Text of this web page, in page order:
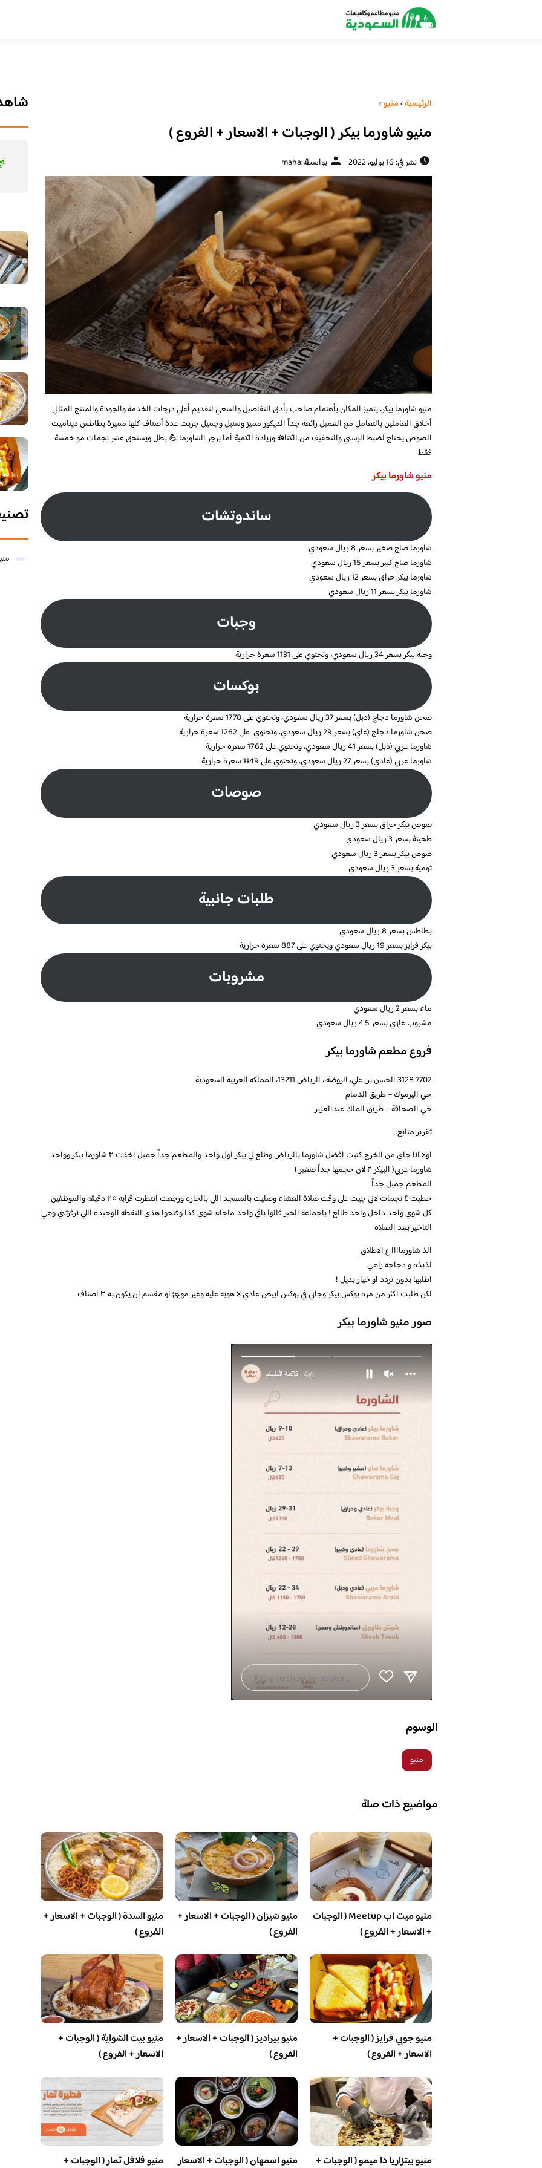
الرئيسية›منيو›
منيو شاورما بيكر ( الوجبات + الاسعار + الفروع )
نشر في: 16 يوليو، 2022 بواسطة:maha
منيو شاورما بيكر، يتميز المكان بأهتمام صاحب بأدق التفاصيل والسعي لتقديم أعلى درجات الخدمة والجودة والمنتج المثالي
أخلاق العاملين بالتعامل مع العميل رائعة جداً الديكور مميز وسنبل وجميل جربت عدة أصناف كلها مميزة بطاطس ديناميت
الصوص يحتاج لضبط الرسبي والتخفيف من الكثافة وزيادة الكمية أما برجر الشاورما 💪 بطل ويستحق عشر نجمات مو خمسة
فقط
منيو شاورما بيكر
ساندوتشات
شاورما صاج صغير بسعر 8 ريال سعودي
شاورما صاج كبير بسعر 15 ريال سعودي
شاورما بيكر حراق بسعر 12 ريال سعودي
شاورما بيكر بسعر 11 ريال سعودي
وجبات
وجبة بيكر بسعر 34 ريال سعودي، وتحتوي على 1131 سعرة حرارية
بوكسات
صحن شاورما دجاج (دبل) بسعر 37 ريال سعودي، وتحتوي على 1778 سعرة حرارية
صحن شاورما دجلج (عاي) بسعر 29 ريال سعودي، وتحتوي على 1262 سعرة حرارية
شاورما عربي (دبل) بسعر 41 ريال سعودي، وتحتوي على 1762 سعرة حرارية
شاورما عربي (عادي) بسعر 27 ريال سعودي، وتحتوي على 1149 سعرة حرارية
صوصات
صوص بيكر حراق بسعر 3 ريال سعودي
طحينة بسعر 3 ريال سعودي
صوص بيكر بسعر 3 ريال سعودي
ثومية بسعر 3 ريال سعودي
طلبات جانبية
بطاطس بسعر 8 ريال سعودي
بيكر فرايز بسعر 19 ريال سعودي ويختوي على 887 سعرة حرارية
مشروبات
ماء بسعر 2 ريال سعودي
مشروب غازي بسعر 4.5 ريال سعودي
فروع مطعم شاورما بيكر
7702 3128 الحسن بن علي، الروضة،، الرياض 13211، المملكة العربية السعودية
حي اليرموك – طريق الدمام
حي الصحافة – طريق الملك عبدالعزيز
تقرير متابع:
اولا انا جاي من الخرج كتبت افضل شاورما بالرياض وطلع لي بيكر اول واحد والمطعم جداً جميل اخذت ٢ شاورما بيكر وواحد
شاورما عربي( البيكر ٢ لان حجمها جداً صغير )
المطعم جميل جداً
حطيت ٤ نجمات لاني جيت على وقت صلاة العشاء وصليت بالمسجد اللي بالحاره ورجعت انتظرت قرابه ٢٥ دقيقه والموظفين
كل شوي واحد داخل واحد طالع ! ياجماعه الخير قالوا باقي واحد ماجاء شوي كذا وفتحوا هذي النقطه الوحيده اللي نرفزتني وهي
التاخير بعد الصلاه
الذ شاورماااا ع الاطلاق
لذيذه و دجاجه راهي
اطلبها بدون تردد او خيار بديل !
لكن طلبت اكثر من مره بوكس بيكر وجاني في بوكس ابيض عادي لا هويه عليه وغير مهيئ او مقسم ان يكون به ٣ اصناف
صور منيو شاورما بيكر
الوسوم
منيو
مواضيع ذات صلة
منيو ميت اب Meetup ( الوجبات
+ الاسعار + الفروع )
منيو شيزان ( الوجبات + الاسعار +
الفروع )
منيو السدة ( الوجبات + الاسعار +
الفروع )
منيو جوبي فرايز ( الوجبات +
الاسعار + الفروع )
منيو بيراديز ( الوجبات + الاسعار +
الفروع )
منيو بيت الشواية ( الوجبات +
الاسعار + الفروع )
منيو بيتزاريا دا ميمو ( الوجبات + منيو اسمهان ( الوجبات + الاسعار منيو فلافل ثمار ( الوجبات +